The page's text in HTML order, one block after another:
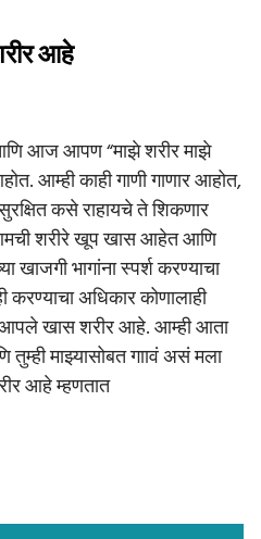
आहे
आज आपण “माझे शरीर माझे
आम्ही काही गाणी गाणार आहोत,
कसे राहायचे ते शिकणार
शरीरे खूप खास आहेत आणि
खाजगी भागांना स्पर्श करण्याचा
करण्याचा अधिकार कोणालाही
खास शरीर आहे. आम्ही आता
माझ्यासोबत गाावं असं मला
आहे म्हणतात